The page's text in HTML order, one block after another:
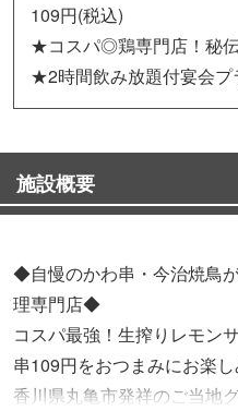
109円(税込)
★コスパ◎鶏専門店！秘
★2時間飲み放題付宴会プ
施設概要
◆自慢のかわ串・今治焼鳥
理専門店◆
コスパ最強！生搾りレモン
串109円をおつまみにお楽し
香川県丸亀市発祥のご当地